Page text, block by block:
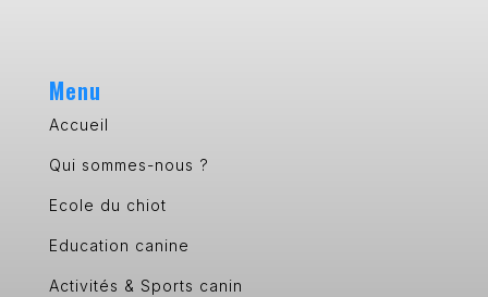
Menu
Accueil
Qui sommes-nous ?
Ecole du chiot
Education canine
Activités & Sports canin